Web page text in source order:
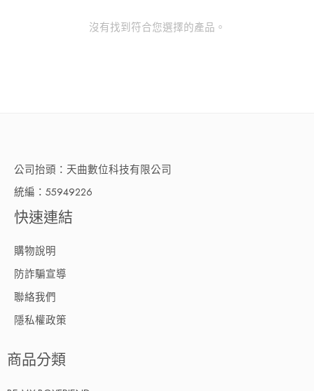
沒有找到符合您選擇的產品。
公司抬頭：天曲數位科技有限公司
統編：55949226
快速連結
購物說明
防詐騙宣導
聯絡我們
隱私權政策
商品分類